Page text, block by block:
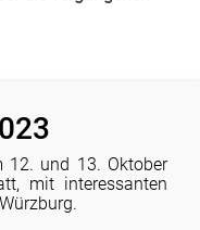
e.V.
12. und 13. Oktober
mit interessanten